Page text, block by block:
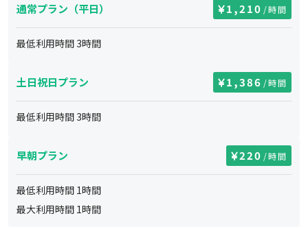
通常プラン（平日） 1,210 /時間
最低利用時間 3時間
土日祝日プラン 1,386 /時間
最低利用時間 3時間
早朝プラン 220 /時間
最低利用時間 1時間
最大利用時間 1時間